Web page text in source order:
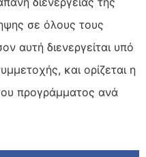
σε όλους τους
αυτή διενεργείται υπό
και ορίζεται η
προγράμματος ανά